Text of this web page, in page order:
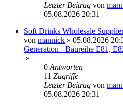
Letzter Beitrag von
05.08.2026 20:31
Soft Drinks Wholesale
von mannick » 05.08.2026
Generation - Baureihe E81,
»
0 Antworten
11 Zugriffe
Letzter Beitrag von
05.08.2026 20:31